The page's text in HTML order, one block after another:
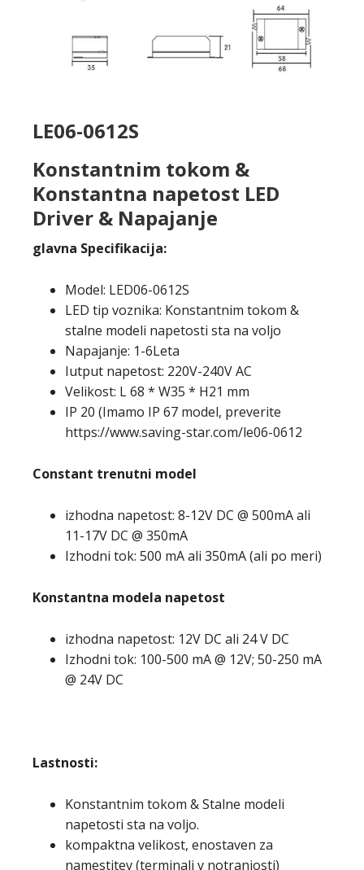
LE06-0612S
Konstantnim tokom &
Konstantna napetost LED
Driver & Napajanje
glavna Specifikacija:
Model: LED06-0612S
LED tip voznika: Konstantnim tokom &
stalne modeli napetosti sta na voljo
Napajanje: 1-6Leta
Iutput napetost: 220V-240V AC
Velikost: L 68 * W35 * H21 mm
IP 20 (Imamo IP 67 model, preverite
https://www.saving-star.com/le06-0612
Constant trenutni model
izhodna napetost: 8-12V DC @ 500mA ali
11-17V DC @ 350mA
Izhodni tok: 500 mA ali 350mA (ali po meri)
Konstantna modela napetost
izhodna napetost: 12V DC ali 24 V DC
Izhodni tok: 100-500 mA @ 12V; 50-250 mA
@ 24V DC
Lastnosti:
Konstantnim tokom & Stalne modeli
napetosti sta na voljo.
kompaktna velikost, enostaven za
namestitev (terminali v notranjosti)